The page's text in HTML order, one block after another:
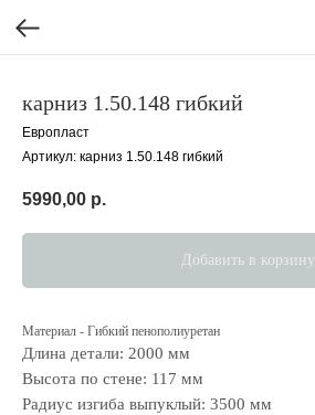
карниз 1.50.148 гибкий
Европласт
Артикул: карниз 1.50.148 гибкий
5990,00 р.
Добавить в корзину
Материал - Гибкий пенополиуретан
Длина детали: 2000 мм
Высота по стене: 117 мм
Радиус изгиба выпуклый: 3500 мм